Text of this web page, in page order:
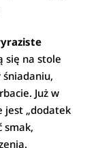
się na stole
śniadaniu,
Już w
jest „dodatek
smak,